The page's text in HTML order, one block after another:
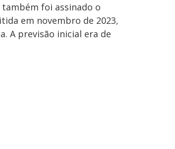
foi assinado o
em novembro de 2023,
A previsão inicial era de